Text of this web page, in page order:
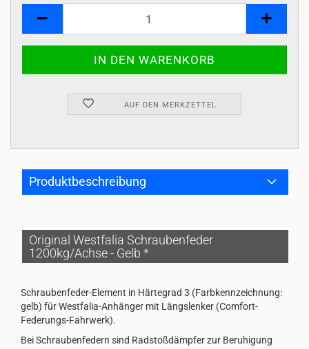
AUF DEN MERKZETTEL
Produktbeschreibung
Original Westfalia Schraubenfeder
1200kg/Achse - Gelb *
Schraubenfeder-Element in Härtegrad 3 (Farbkennzeichnung:
gelb) für Westfalia-Anhänger mit Längslenker (Comfort-
Federungs-Fahrwerk).
Bei Schraubenfedern sind Radstoßdämpfer zur Beruhigung